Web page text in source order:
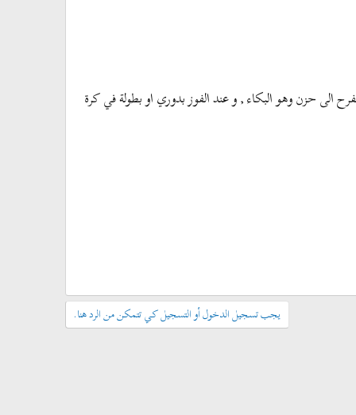
حزن وهو البكاء , و عند الفوز بدوري او بطولة في كرة
يجب تسجيل الدخول أو التسجيل كي تتمكن من الرد هنا.